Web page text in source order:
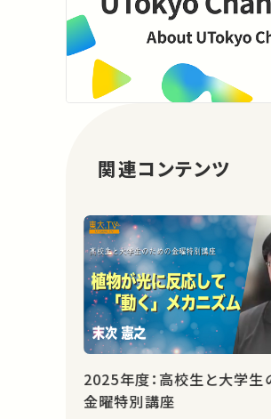
関連コンテンツ
2025年度：高校生と大学生
金曜特別講座